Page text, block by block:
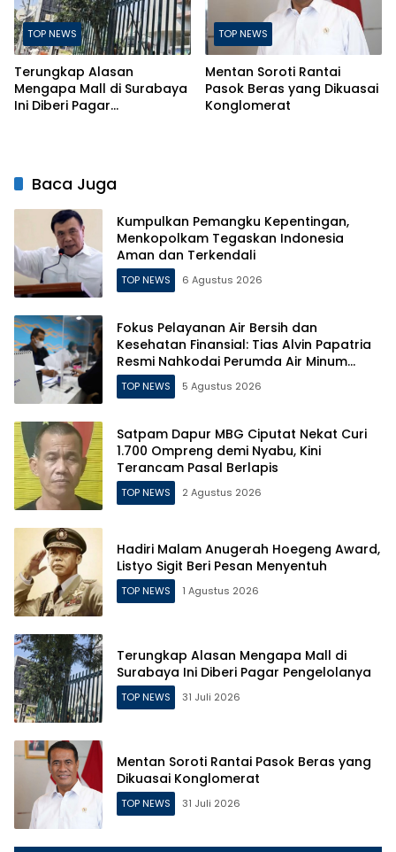
TOP NEWS
Terungkap Alasan
Mengapa Mall di Surabaya
Ini Diberi Pagar
TOP NEWS
Mentan Soroti Rantai
Pasok Beras yang Dikuasai
Konglomerat
Baca Juga
Kumpulkan Pemangku Kepentingan,
Menkopolkam Tegaskan Indonesia
Aman dan Terkendali
TOP NEWS 6 Agustus 2026
Fokus Pelayanan Air Bersih dan
Kesehatan Finansial: Tias Alvin Papatria
Resmi Nahkodai Perumda Air Minum
Surabaya
TOP NEWS 5 Agustus 2026
Satpam Dapur MBG Ciputat Nekat Curi
1.700 Ompreng demi Nyabu, Kini
Terancam Pasal Berlapis
TOP NEWS 2 Agustus 2026
Hadiri Malam Anugerah Hoegeng Award,
Listyo Sigit Beri Pesan Menyentuh
TOP NEWS 1 Agustus 2026
Terungkap Alasan Mengapa Mall di
Surabaya Ini Diberi Pagar Pengelolanya
TOP NEWS 31 Juli 2026
Mentan Soroti Rantai Pasok Beras yang
Dikuasai Konglomerat
TOP NEWS 31 Juli 2026